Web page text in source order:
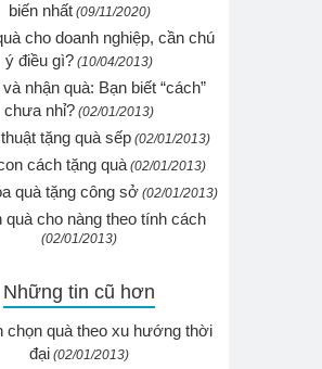
biến nhất (09/11/2020)
cho doanh nghiệp, cần chú
ý điều gì? (10/04/2013)
nhận quà: Bạn biết “cách”
chưa nhỉ? (02/01/2013)
tặng quà sếp (02/01/2013)
cách tặng quà (02/01/2013)
quà tặng công sở (02/01/2013)
quà cho nàng theo tính cách
(02/01/2013)
Những tin cũ hơn
chọn quà theo xu hướng thời
đại (02/01/2013)